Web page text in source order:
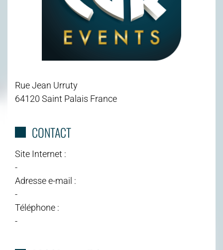
Rue Jean Urruty
64120 Saint Palais France
CONTACT
Site Internet :
-
Adresse e-mail :
-
Téléphone :
-